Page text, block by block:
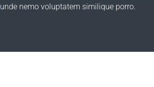
unde nemo voluptatem similique porro.